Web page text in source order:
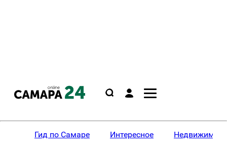
Гид по Самаре Интересное